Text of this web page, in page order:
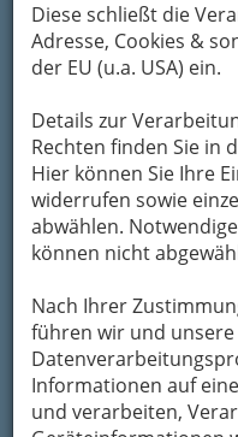
Diese schließt die
Adresse, Cookies &
der EU (u.a. USA) ein.
Details zur
Rechten finden Sie in
Hier können Sie Ihre
widerrufen sowie
abwählen.
können nicht
Nach Ihrer
führen wir und
Informationen auf
und verarbeiten,
Adresse mit Google